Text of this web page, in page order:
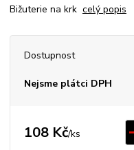
Bižuterie na krk celý popis
Dostupnost
Nejsme plátci DPH
108 Kč/ks